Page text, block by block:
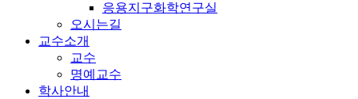
응용지구화학연구실
오시는길
교수소개
교수
명예교수
학사안내